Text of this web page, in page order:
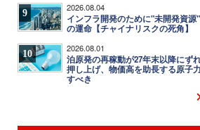
9 2026.08.04
インフラ開発のために"未開発資
の運命【チャイナリスクの死角】
10 2026.08.01
泊原発の再稼動が27年末以降にず
押し上げ、物価高を助長する原子
すべき